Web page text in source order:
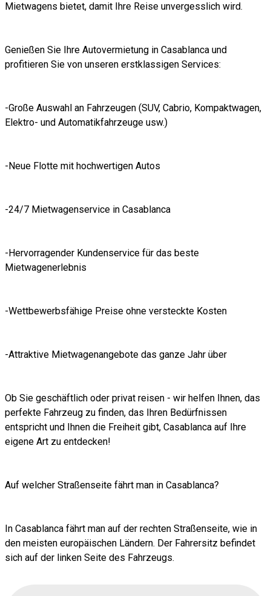
Mietwagens bietet, damit Ihre Reise unvergesslich wird.
Genießen Sie Ihre Autovermietung in Casablanca und
profitieren Sie von unseren erstklassigen Services:
-Große Auswahl an Fahrzeugen (SUV, Cabrio, Kompaktwagen,
Elektro- und Automatikfahrzeuge usw.)
-Neue Flotte mit hochwertigen Autos
-24/7 Mietwagenservice in Casablanca
-Hervorragender Kundenservice für das beste
Mietwagenerlebnis
-Wettbewerbsfähige Preise ohne versteckte Kosten
-Attraktive Mietwagenangebote das ganze Jahr über
Ob Sie geschäftlich oder privat reisen - wir helfen Ihnen, das
perfekte Fahrzeug zu finden, das Ihren Bedürfnissen
entspricht und Ihnen die Freiheit gibt, Casablanca auf Ihre
eigene Art zu entdecken!
Auf welcher Straßenseite fährt man in Casablanca?
In Casablanca fährt man auf der rechten Straßenseite, wie in
den meisten europäischen Ländern. Der Fahrersitz befindet
sich auf der linken Seite des Fahrzeugs.